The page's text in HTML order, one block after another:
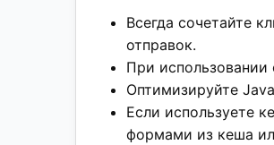
Всегда сочетайте
отправок.
При использовании
Оптимизируйте
Если используете
формами из кеша